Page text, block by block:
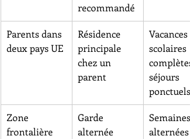
recommandé
Parents dans
deux pays UE
Résidence
principale
chez un
parent
Vacances
scolaires
séjours
ponctuels
Zone
frontalière
Garde
alternée
Semaines
alternées